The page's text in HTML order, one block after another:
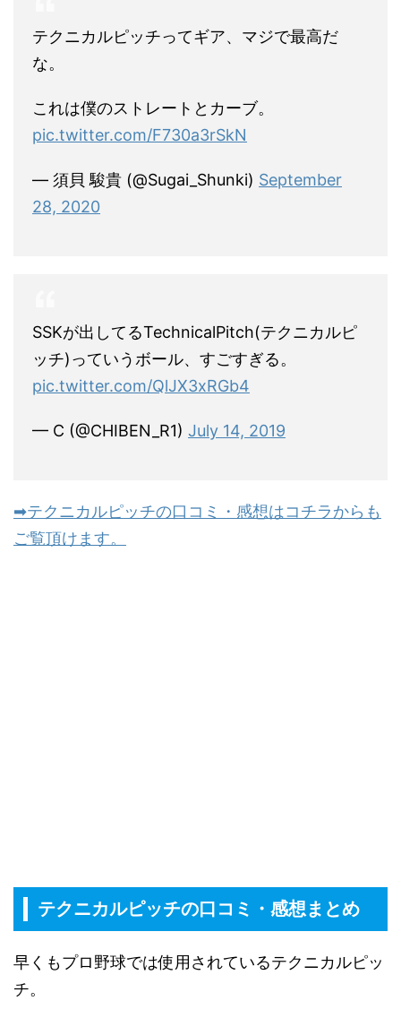
テクニカルピッチってギア、マジで最高だ
な。
これは僕のストレートとカーブ。
pic.twitter.com/F730a3rSkN
— 須貝 駿貴 (@Sugai_Shunki) September
28, 2020
SSKが出してるTechnicalPitch(テクニカルピ
ッチ)っていうボール、すごすぎる。
pic.twitter.com/QlJX3xRGb4
— C (@CHIBEN_R1) July 14, 2019
➡テクニカルピッチの口コミ・感想はコチラからも
ご覧頂けます。
テクニカルピッチの口コミ・感想まとめ
早くもプロ野球では使用されているテクニカルピッ
チ。